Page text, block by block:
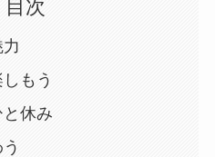
目次
もう
休み